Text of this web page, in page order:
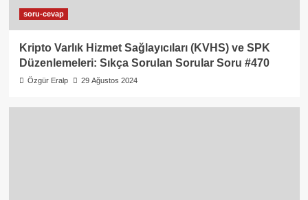
soru-cevap
Kripto Varlık Hizmet Sağlayıcıları (KVHS) ve SPK
Düzenlemeleri: Sıkça Sorulan Sorular Soru #470
Özgür Eralp 29 Ağustos 2024